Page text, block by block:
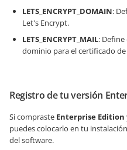
LETS_ENCRYPT_DOMAIN:
Let's Encrypt.
LETS_ENCRYPT_MAIL:
dominio para el certificado
Registro de tu versión
Si compraste Enterprise Edition
puedes colocarlo en tu
del software.